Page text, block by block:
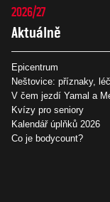
2026/27
Aktuálně
Epicentrum
Neštovice: příznaky,
V čem jezdí Yamal a
Kvízy pro seniory
Kalendář úplňků 2026
Co je bodycount?